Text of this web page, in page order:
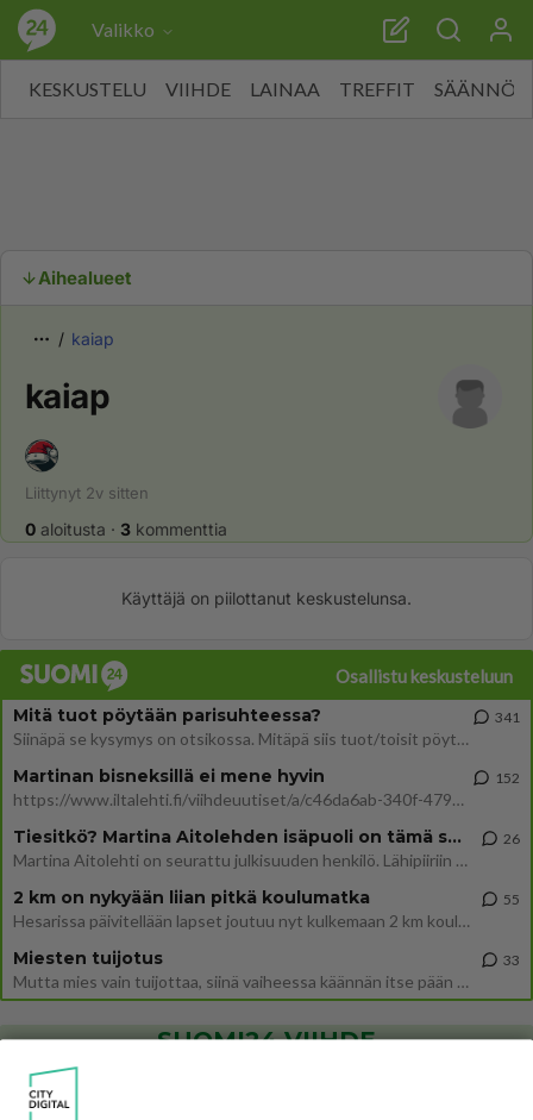
Valikko
KESKUSTELU VIIHDE LAINAA TREFFIT SÄÄNNÖT
Aihealueet
kaiap
kaiap
Liittynyt 2v sitten
0 aloitusta · 3 kommenttia
Käyttäjä on piilottanut keskustelunsa.
Osallistu keskusteluun
Mitä tuot pöytään parisuhteessa?
Siinäpä se kysymys on otsikossa. Mitäpä siis tuot/toisit pöytään parisuhteessa? Oletko mies vai nainen? Koetko sen mitä
341
Martinan bisneksillä ei mene hyvin
https://www.iltalehti.fi/viihdeuutiset/a/c46da6ab-340f-4790-aaa7-0865eed2336 Yrityksen konkurssihakemus on tullut kärä
152
Tiesitkö? Martina Aitolehden isäpuoli on tämä suosittu laulaja
Martina Aitolehti on seurattu julkisuuden henkilö. Lähipiiriin mahtuu muitakin tunnettuja henkilöitä. Tiesitkö, että Ma
26
2 km on nykyään liian pitkä koulumatka
Hesarissa päivitellään lapset joutuu nyt kulkemaan 2 km kouluun jösses. Ruostefillarilla tuo matka menee vaikka miten äk
55
Miesten tuijotus
Mutta mies vain tuijottaa, siinä vaiheessa käännän itse pään pois. Mikä juttu? Yleensä jos joku tuijottaa tai katsoo, hä
33
SUOMI24 VIIHDE
Muistatko? Kädestä suuhun elävä Satu sai jättimäisen rahasalkun
Henry-miljonääriltä